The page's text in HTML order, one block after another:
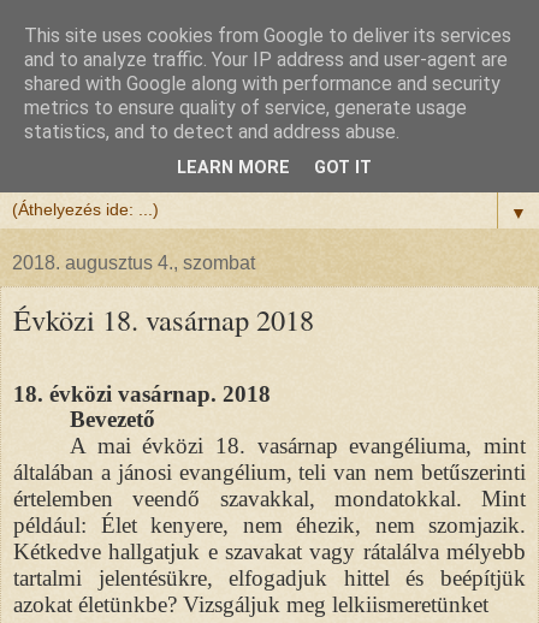
Félix atya
Szeretettel köszöntöm a honlapomra ellátogatót.
▼
2018. augusztus 4., szombat
Évközi 18. vasárnap 2018
18. évközi vasárnap. 2018
Bevezető
A mai évközi 18. vasárnap evangéliuma, mint
általában a jánosi evangélium, teli van nem betűszerinti
értelemben veendő szavakkal, mondatokkal. Mint
például: Élet kenyere, nem éhezik, nem szomjazik.
Kétkedve hallgatjuk e szavakat vagy rátalálva mélyebb
tartalmi jelentésükre, elfogadjuk hittel és beépítjük
azokat életünkbe? Vizsgáljuk meg lelkiismeretünket
This site uses cookies from Google to deliver its services
and to analyze traffic. Your IP address and user-agent are
shared with Google along with performance and security
metrics to ensure quality of service, generate usage
statistics, and to detect and address abuse.
LEARN MORE GOT IT